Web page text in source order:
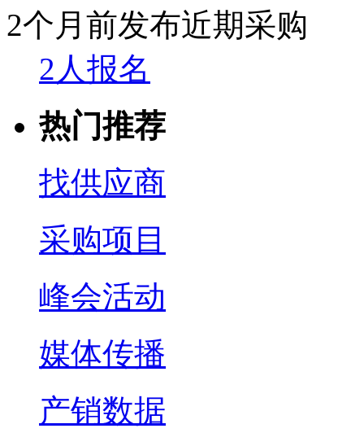
2个月前发布近期采购
2人报名
热门推荐
找供应商
采购项目
峰会活动
媒体传播
产销数据